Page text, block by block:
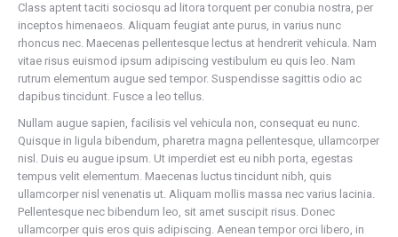
Class aptent taciti sociosqu ad litora torquent per conubia nostra, per
inceptos himenaeos. Aliquam feugiat ante purus, in varius nunc
rhoncus nec. Maecenas pellentesque lectus at hendrerit vehicula. Nam
vitae risus euismod ipsum adipiscing vestibulum eu quis leo. Nam
rutrum elementum augue sed tempor. Suspendisse sagittis odio ac
dapibus tincidunt. Fusce a leo tellus.
Nullam augue sapien, facilisis vel vehicula non, consequat eu nunc.
Quisque in ligula bibendum, pharetra magna pellentesque, ullamcorper
nisl. Duis eu augue ipsum. Ut imperdiet est eu nibh porta, egestas
tempus velit elementum. Maecenas luctus tincidunt nibh, quis
ullamcorper nisl venenatis ut. Aliquam mollis massa nec varius lacinia.
Pellentesque nec bibendum leo, sit amet suscipit risus. Donec
ullamcorper quis eros quis adipiscing. Aenean tempor orci libero, in